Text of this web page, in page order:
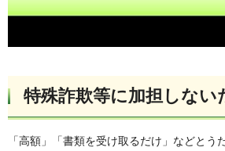
特殊詐欺等に加担しない
「高額」「書類を受け取るだけ」などとう